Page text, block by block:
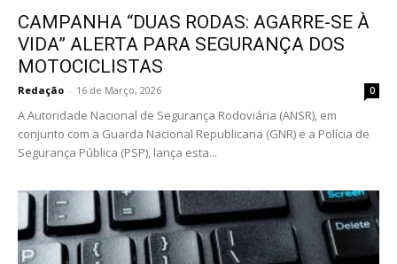
CAMPANHA “DUAS RODAS: AGARRE-SE À
VIDA” ALERTA PARA SEGURANÇA DOS
MOTOCICLISTAS
Redação - 16 de Março, 2026 0
A Autoridade Nacional de Segurança Rodoviária (ANSR), em
conjunto com a Guarda Nacional Republicana (GNR) e a Polícia de
Segurança Pública (PSP), lança esta...